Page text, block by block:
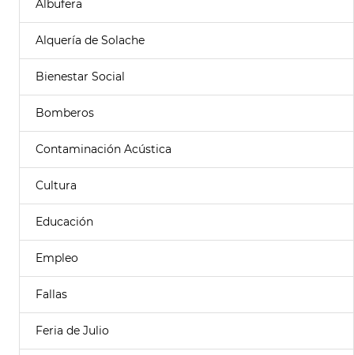
Albufera
Alquería de Solache
Bienestar Social
Bomberos
Contaminación Acústica
Cultura
Educación
Empleo
Fallas
Feria de Julio